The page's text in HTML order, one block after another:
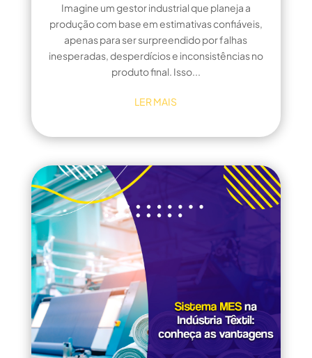
Imagine um gestor industrial que planeja a
produção com base em estimativas confiáveis,
apenas para ser surpreendido por falhas
inesperadas, desperdícios e inconsistências no
produto final. Isso...
LER MAIS